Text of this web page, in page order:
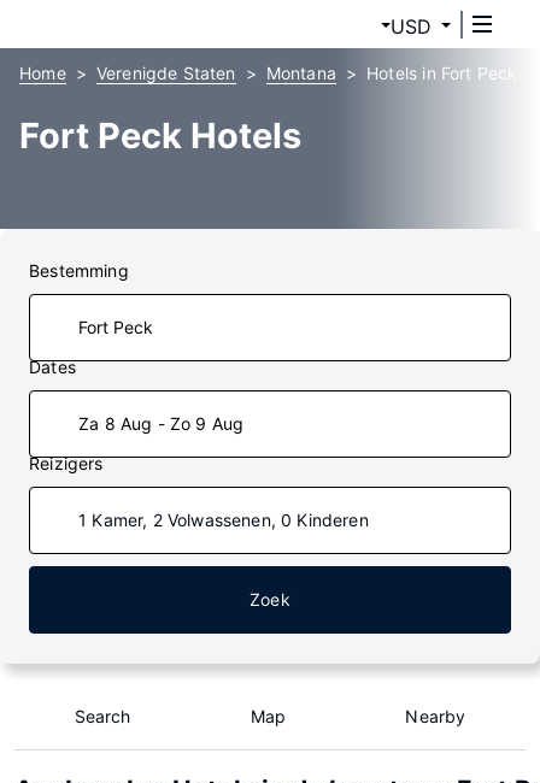
USD
Home Verenigde Staten Montana Hotels in Fort Peck
Fort Peck Hotels
Bestemming
Dates
Za 8 Aug - Zo 9 Aug
Reizigers
1 Kamer, 2 Volwassenen, 0 Kinderen
Zoek
Search Map Nearby